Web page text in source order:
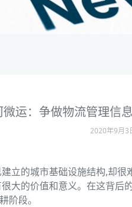
微运：争做物流管理信
2020年9月3
立的城市基础设施结构,却
大的价值和意义。在这背
阶段。